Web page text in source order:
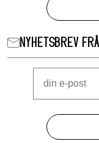
NYHETSBREV